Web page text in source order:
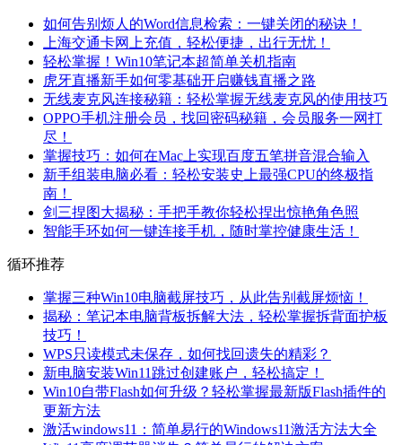
如何告别烦人的Word信息检索：一键关闭的秘诀！
上海交通卡网上充值，轻松便捷，出行无忧！
轻松掌握！Win10笔记本超简单关机指南
虎牙直播新手如何零基础开启赚钱直播之路
无线麦克风连接秘籍：轻松掌握无线麦克风的使用技巧
OPPO手机注册会员，找回密码秘籍，会员服务一网打
尽！
掌握技巧：如何在Mac上实现百度五笔拼音混合输入
新手组装电脑必看：轻松安装史上最强CPU的终极指
南！
剑三捏图大揭秘：手把手教你轻松捏出惊艳角色照
智能手环如何一键连接手机，随时掌控健康生活！
循环推荐
掌握三种Win10电脑截屏技巧，从此告别截屏烦恼！
揭秘：笔记本电脑背板拆解大法，轻松掌握拆背面护板
技巧！
WPS只读模式未保存，如何找回遗失的精彩？
新电脑安装Win11跳过创建账户，轻松搞定！
Win10自带Flash如何升级？轻松掌握最新版Flash插件的
更新方法
激活windows11：简单易行的Windows11激活方法大全